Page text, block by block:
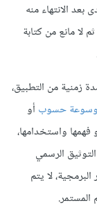
الانتهاء منه
لا مانع من كتابة
من التطبيق،
حسوبأو
واستخدامها،
الرسمي
لا يتم